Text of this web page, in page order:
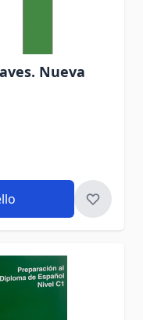
Nueva